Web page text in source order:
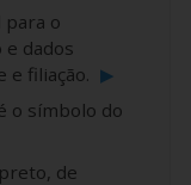
para o
dados
e filiação. ▶
o símbolo do
de